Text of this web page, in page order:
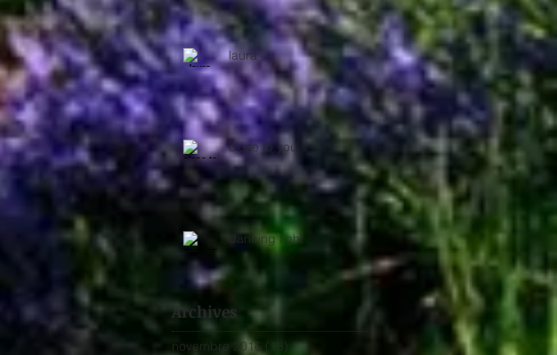
laura
close to you
dancing light
Archives
novembre 2016 (13) 13 posts